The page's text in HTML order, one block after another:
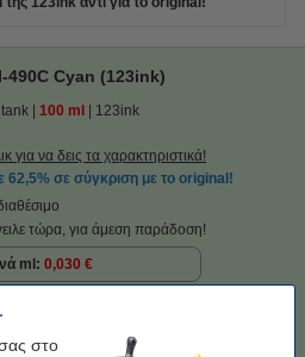
στο
490C Cyan (123ink)
100 ml 123ink
για να δεις τα χαρακτηριστικά!
62,5% σε σύγκριση με το original!
τώρα, για άμεση παράδοση!
ml 0,030 €